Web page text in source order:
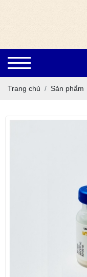
Trang chủ Sản phẩm